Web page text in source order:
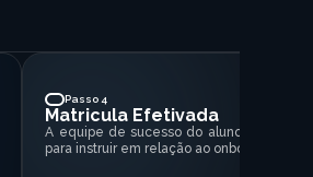
Passo 4
Matricula Efetivada
A equipe de sucesso do aluno entrará
para instruir em relação ao onboarding da